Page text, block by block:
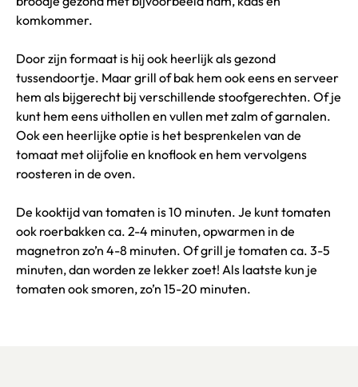
komkommer.
Door zijn formaat is hij ook heerlijk als gezond
tussendoortje. Maar grill of bak hem ook eens en serveer
hem als bijgerecht bij verschillende stoofgerechten. Of je
kunt hem eens uithollen en vullen met zalm of garnalen.
Ook een heerlijke optie is het besprenkelen van de
tomaat met olijfolie en knoflook en hem vervolgens
roosteren in de oven.
De kooktijd van tomaten is 10 minuten. Je kunt tomaten
ook roerbakken ca. 2-4 minuten, opwarmen in de
magnetron zo’n 4-8 minuten. Of grill je tomaten ca. 3-5
minuten, dan worden ze lekker zoet! Als laatste kun je
tomaten ook smoren, zo’n 15-20 minuten.